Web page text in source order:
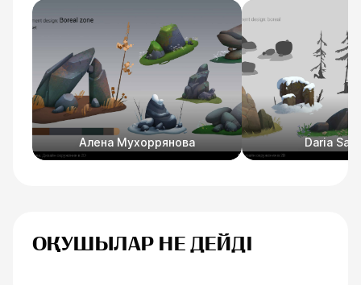
Алена Мухоррянова Daria
ОҚУШЫЛАР НЕ ДЕЙДІ
Анна Иванова